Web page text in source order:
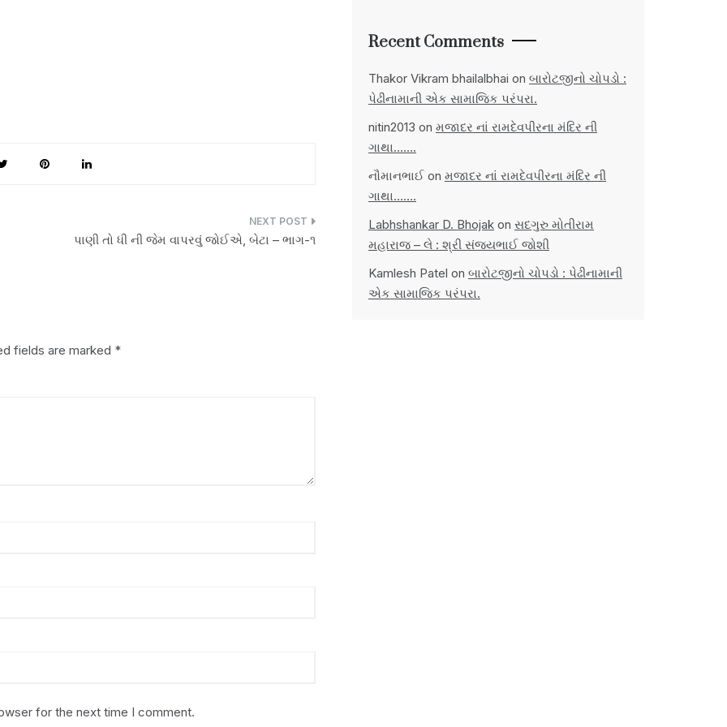
પાણી તો ધી ની જેમ વાપરવું જોઈએ, બેટા – ભાગ-૧
fields are marked *
for the next time I comment.
Recent Comments
Thakor Vikram bhailalbhai on બારોટજીનો ચોપડો :
પેઢીનામાની એક સામાજિક પરંપરા.
nitin2013 on મજાદર નાં રામદેવપીરના મંદિર ની
ગાથા…….
નૌમાનભાઈ on મજાદર નાં રામદેવપીરના મંદિર ની
ગાથા…….
Labhshankar D. Bhojak on સદગુરુ મોતીરામ
મહારાજ – લે : શ્રી સંજયભાઈ જોશી
Kamlesh Patel on બારોટજીનો ચોપડો : પેઢીનામાની
એક સામાજિક પરંપરા.